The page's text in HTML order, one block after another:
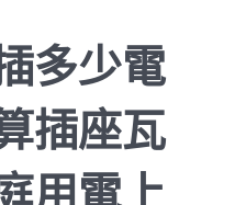
多少電
插座瓦
用電上